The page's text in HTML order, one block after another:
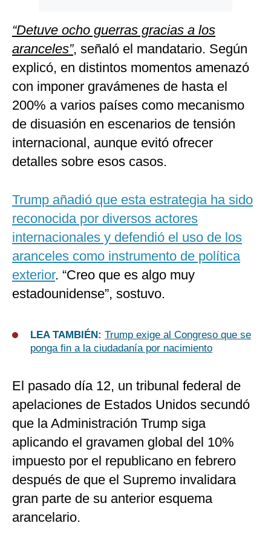
“Detuve ocho guerras gracias a los
aranceles”, señaló el mandatario. Según
explicó, en distintos momentos amenazó
con imponer gravámenes de hasta el
200% a varios países como mecanismo
de disuasión en escenarios de tensión
internacional, aunque evitó ofrecer
detalles sobre esos casos.
Trump añadió que esta estrategia ha sido
reconocida por diversos actores
internacionales y defendió el uso de los
aranceles como instrumento de política
exterior. “Creo que es algo muy
estadounidense”, sostuvo.
LEA TAMBIÉN: Trump exige al Congreso que se
ponga fin a la ciudadanía por nacimiento
El pasado día 12, un tribunal federal de
apelaciones de Estados Unidos secundó
que la Administración Trump siga
aplicando el gravamen global del 10%
impuesto por el republicano en febrero
después de que el Supremo invalidara
gran parte de su anterior esquema
arancelario.